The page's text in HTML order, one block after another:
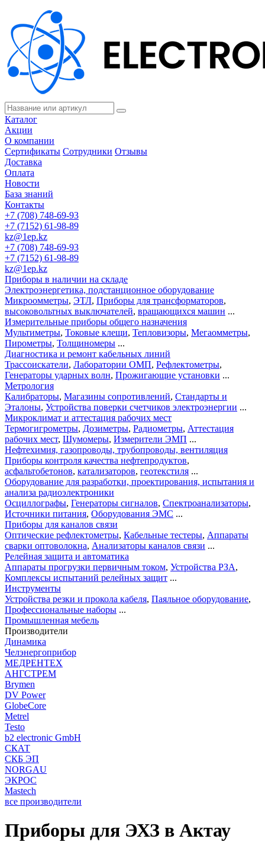
Каталог
Акции
О компании
Сертификаты Сотрудники Отзывы
Доставка
Оплата
Новости
База знаний
Контакты
+7 (708) 748-69-93
+7 (7152) 61-98-89
kz@1ep.kz
+7 (708) 748-69-93
+7 (7152) 61-98-89
kz@1ep.kz
Приборы в наличии на складе
Электроэнергетика, подстанционное оборудование
Микроомметры, ЭТЛ, Приборы для трансформаторов,
высоковольтных выключателей, вращающихся машин ...
Измерительные приборы общего назначения
Мультиметры, Токовые клещи, Тепловизоры, Мегаомметры,
Пирометры, Толщиномеры ...
Диагностика и ремонт кабельных линий
Трассоискатели, Лаборатории ОМП, Рефлектометры,
Генераторы ударных волн, Прожигающие установки ...
Метрология
Калибраторы, Магазины сопротивлений, Стандарты и
Эталоны, Устройства поверки счетчиков электроэнергии ...
Микроклимат и аттестация рабочих мест
Термогигрометры, Дозиметры, Радиометры, Аттестация
рабочих мест, Шумомеры, Измерители ЭМП ...
Нефтехимия, газопроводы, трубопроводы, вентиляция
Приборы контроля качества нефтепродуктов,
асфальтобетонов, катализаторов, геотекстиля ...
Оборудование для разработки, проектирования, испытания и
анализа радиоэлектроники
Осциллографы, Генераторы сигналов, Спектроанализаторы,
Источники питания, Оборудования ЭМС ...
Приборы для каналов связи
Оптические рефлектометры, Кабельные тестеры, Аппараты
сварки оптоволокна, Анализаторы каналов связи ...
Релейная защита и автоматика
Аппараты прогрузки первичным током, Устройства РЗА,
Комплексы испытаний релейных защит ...
Инструменты
Устройства резки и прокола кабеля, Паяльное оборудование,
Профессиональные наборы ...
Промышленная мебель
Производители
Динамика
Челэнергоприбор
МЕДРЕНТЕХ
АНГСТРЕМ
Brymen
DV Power
GlobeCore
Metrel
Testo
b2 electronic GmbH
СКАТ
СКБ ЭП
NORGAU
ЭКРОС
Mastech
все производители
Приборы для ЭХЗ в Актау